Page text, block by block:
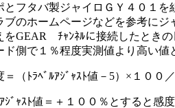
とフタバ製ジャイロＧＹ４０１
ブのホームページなどを参考にジ
をGEAR ﾁｬﾝﾈﾙに接続したときの
ド側で１％程度実測値より高い値
＝（ﾄﾗﾍﾞﾙｱｼﾞｬｽﾄ値－5）×１００
ｱｼﾞｬｽﾄ値＝＋１００％とすると感